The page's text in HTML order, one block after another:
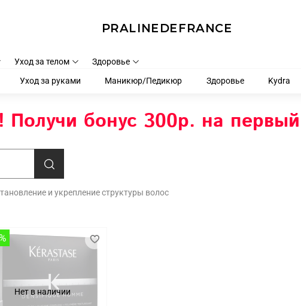
PRALINEDEFRANCE
Уход за телом Здоровье
Уход за руками Маникюр/Педикюр Здоровье Kydra
Получи бонус 300р. на
и укрепление структуры волос
Нет в наличии